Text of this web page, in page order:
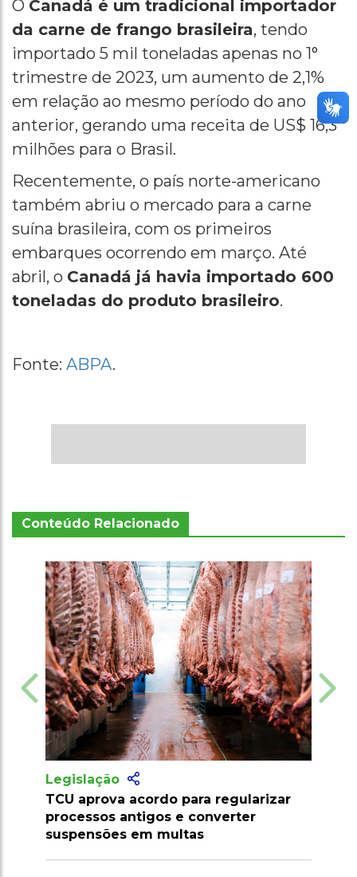
O Canadá é um tradicional importador
da carne de frango brasileira, tendo
importado 5 mil toneladas apenas no 1°
trimestre de 2023, um aumento de 2,1%
em relação ao mesmo período do ano
anterior, gerando uma receita de US$ 16,3
milhões para o Brasil.
Recentemente, o país norte-americano
também abriu o mercado para a carne
suína brasileira, com os primeiros
embarques ocorrendo em março. Até
abril, o Canadá já havia importado 600
toneladas do produto brasileiro.
Fonte: ABPA.
Conteúdo Relacionado
Legislação
Marrocos suspende tarifas de
importação de carnes e ovinos até
2026